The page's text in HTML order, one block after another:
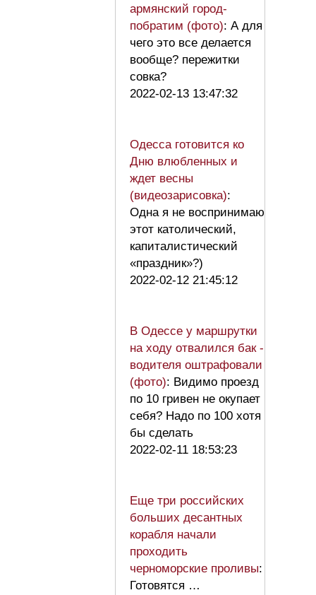
армянский город-
побратим (фото): А для
чего это все делается
вообще? пережитки
совка?
2022-02-13 13:47:32
Одесса готовится ко
Дню влюбленных и
ждет весны
(видеозарисовка):
Одна я не воспринимаю
этот католический,
капиталистический
«праздник»?)
2022-02-12 21:45:12
В Одессе у маршрутки
на ходу отвалился бак -
водителя оштрафовали
(фото): Видимо проезд
по 10 гривен не окупает
себя? Надо по 100 хотя
бы сделать
2022-02-11 18:53:23
Еще три российских
больших десантных
корабля начали
проходить
черноморские проливы:
Готовятся …